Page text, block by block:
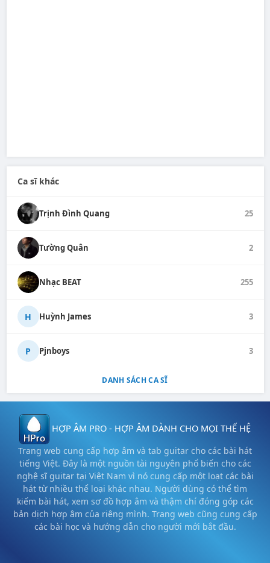
Ca sĩ khác
Trịnh Đình Quang 25
Tường Quân 2
Nhạc BEAT 255
H Huỳnh James 3
P Pjnboys 3
DANH SÁCH CA SĨ
HỢP ÂM PRO - HỢP ÂM DÀNH CHO MỌI THẾ HỆ
Trang web cung cấp hợp âm và tab guitar cho các bài hát
tiếng Việt. Đây là một nguồn tài nguyên phổ biến cho các
nghệ sĩ guitar tại Việt Nam vì nó cung cấp một loạt các bài
hát từ nhiều thể loại khác nhau. Người dùng có thể tìm
kiếm bài hát, xem sơ đồ hợp âm và thậm chí đóng góp các
bản dịch hợp âm của riêng mình. Trang web cũng cung cấp
các bài học và hướng dẫn cho người mới bắt đầu.